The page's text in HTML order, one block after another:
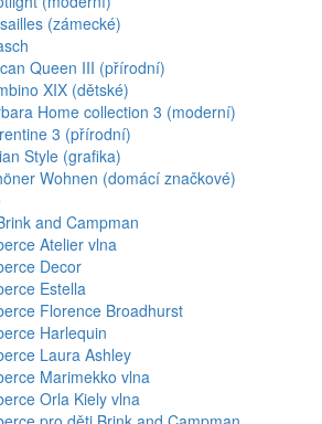
(zámecké)
Queen III (přírodní)
XIX (dětské)
Home collection 3 (moderní)
3 (přírodní)
Style (grafika)
Wohnen (domácí značkové)
and Campman
Atelier vlna
Decor
Estella
Florence Broadhurst
Harlequin
Laura Ashley
Marimekko vlna
Orla Kiely vlna